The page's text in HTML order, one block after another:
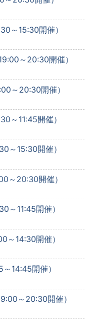
～15:30開催）
～20:30開催）
～20:30開催）
～11:45開催）
～15:30開催）
～20:30開催）
～11:45開催）
～14:30開催）
14:45開催）
～20:30開催）